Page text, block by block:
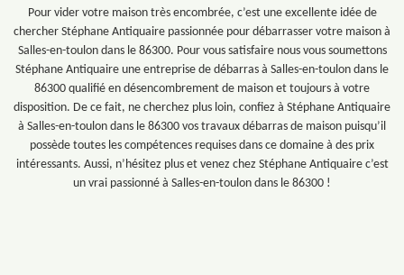
Pour vider votre maison très encombrée, c’est une excellente idée de
chercher Stéphane Antiquaire passionnée pour débarrasser votre maison à
Salles-en-toulon dans le 86300. Pour vous satisfaire nous vous soumettons
Stéphane Antiquaire une entreprise de débarras à Salles-en-toulon dans le
86300 qualifié en désencombrement de maison et toujours à votre
disposition. De ce fait, ne cherchez plus loin, confiez à Stéphane Antiquaire
à Salles-en-toulon dans le 86300 vos travaux débarras de maison puisqu’il
possède toutes les compétences requises dans ce domaine à des prix
intéressants. Aussi, n’hésitez plus et venez chez Stéphane Antiquaire c’est
un vrai passionné à Salles-en-toulon dans le 86300 !